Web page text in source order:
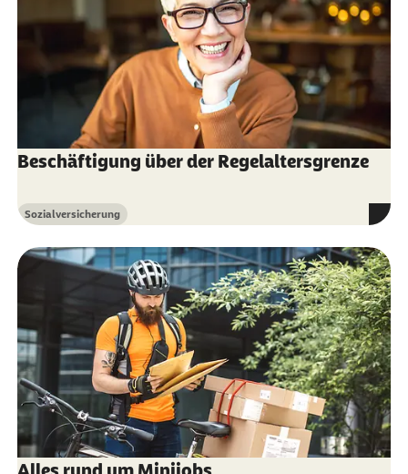
Beschäftigung über der Regelaltersgrenze
Kategorie
Sozialversicherung